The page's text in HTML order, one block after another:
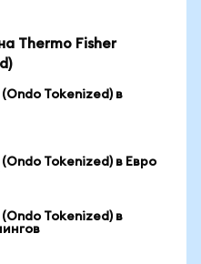
Thermo Fisher
Tokenized) в
Tokenized) в Евро
Tokenized) в